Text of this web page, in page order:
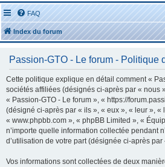
FAQ
Index du forum
Passion-GTO - Le forum - Politique
Cette politique explique en détail comment «
sociétés affiliées (désignés ci-après par « nous
« Passion-GTO - Le forum », « https://
(désigné ci-après par « ils », « eux », « leur », «
« www.phpbb.com », « phpBB Limited », «
n’importe quelle information collectée pendant
d’utilisation de votre part (désignée ci-après
Vos informations sont collectées de deux